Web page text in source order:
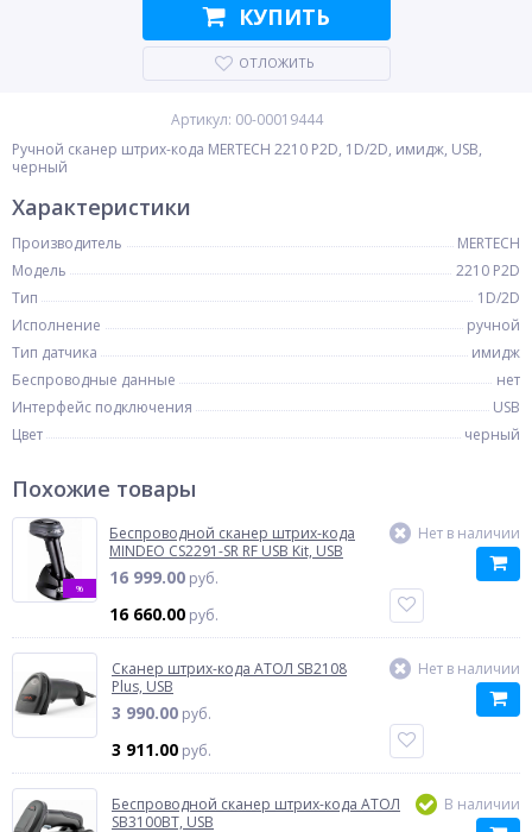
КУПИТЬ
ОТЛОЖИТЬ
Артикул: 00-00019444
Ручной сканер штрих-кода MERTECH 2210 P2D, 1D/2D, имидж, USB,
черный
Характеристики
Производитель
MERTECH
Модель
2210 P2D
Тип
1D/2D
Исполнение
ручной
Тип датчика
имидж
Беспроводные данные
нет
Интерфейс подключения
USB
Цвет
черный
Похожие товары
%
Беспроводной сканер штрих-кода
MINDEO CS2291-SR RF USB Kit, USB
16 999.00 руб.
16 660.00 руб.
Нет в наличии
Сканер штрих-кода АТОЛ SB2108
Plus, USB
3 990.00 руб.
3 911.00 руб.
Нет в наличии
Беспроводной сканер штрих-кода АТОЛ
SB3100BT, USB
В наличии